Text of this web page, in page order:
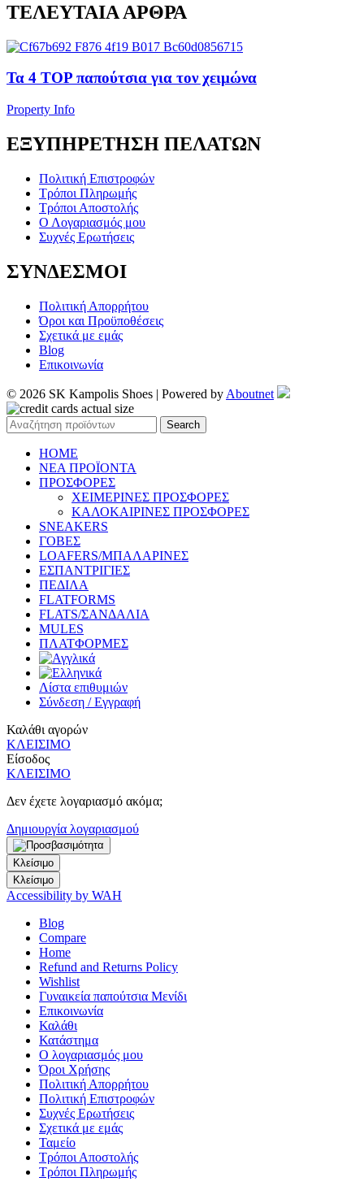
ΤΕΛΕΥΤΑΙΑ ΑΡΘΡΑ
Τα 4 TOP παπούτσια για τον χειμώνα
Property Info
ΕΞΥΠΗΡΕΤΗΣΗ ΠΕΛΑΤΩΝ
Πολιτική Επιστροφών
Τρόποι Πληρωμής
Τρόποι Αποστολής
Ο Λογαριασμός μου
Συχνές Ερωτήσεις
ΣΥΝΔΕΣΜΟΙ
Πολιτική Απορρήτου
Όροι και Προϋποθέσεις
Σχετικά με εμάς
Blog
Επικοινωνία
© 2026 SK Kampolis Shoes | Powered by Aboutnet
Search
HOME
ΝΕΑ ΠΡΟΪΟΝΤΑ
ΠΡΟΣΦΟΡΕΣ
ΧΕΙΜΕΡΙΝΕΣ ΠΡΟΣΦΟΡΕΣ
ΚΑΛΟΚΑΙΡΙΝΕΣ ΠΡΟΣΦΟΡΕΣ
SNEAKERS
ΓΟΒΕΣ
LOAFERS/ΜΠΑΛΑΡΙΝΕΣ
ΕΣΠΑΝΤΡΙΓΙΕΣ
ΠΕΔΙΛΑ
FLATFORMS
FLATS/ΣΑΝΔΑΛΙΑ
MULES
ΠΛΑΤΦΟΡΜΕΣ
Λίστα επιθυμιών
Σύνδεση / Εγγραφή
Καλάθι αγορών
ΚΛΕΙΣΙΜΟ
Είσοδος
ΚΛΕΙΣΙΜΟ
Δεν έχετε λογαριασμό ακόμα;
Δημιουργία λογαριασμού
Κλείσιμο
Κλείσιμο
Accessibility by WAH
Blog
Compare
Home
Refund and Returns Policy
Wishlist
Γυναικεία παπούτσια Μενίδι
Επικοινωνία
Καλάθι
Κατάστημα
Ο λογαριασμός μου
Όροι Χρήσης
Πολιτική Απορρήτου
Πολιτική Επιστροφών
Συχνές Ερωτήσεις
Σχετικά με εμάς
Ταμείο
Τρόποι Αποστολής
Τρόποι Πληρωμής